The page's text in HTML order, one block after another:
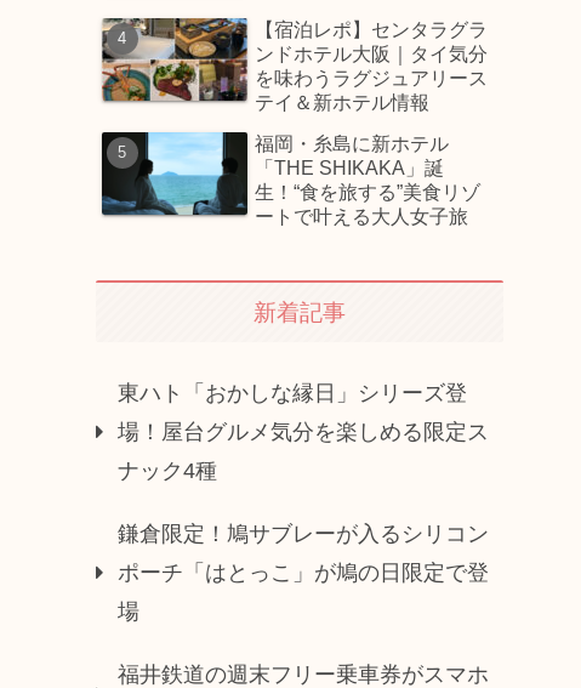
【宿泊レポ】センタラグラ
ンドホテル大阪｜タイ気分
を味わうラグジュアリース
テイ＆新ホテル情報
福岡・糸島に新ホテル
「THE SHIKAKA」誕
生！“食を旅する”美食リゾ
ートで叶える大人女子旅
新着記事
東ハト「おかしな縁日」シリーズ登
場！屋台グルメ気分を楽しめる限定ス
ナック4種
鎌倉限定！鳩サブレーが入るシリコン
ポーチ「はとっこ」が鳩の日限定で登
場
福井鉄道の週末フリー乗車券がスマホ